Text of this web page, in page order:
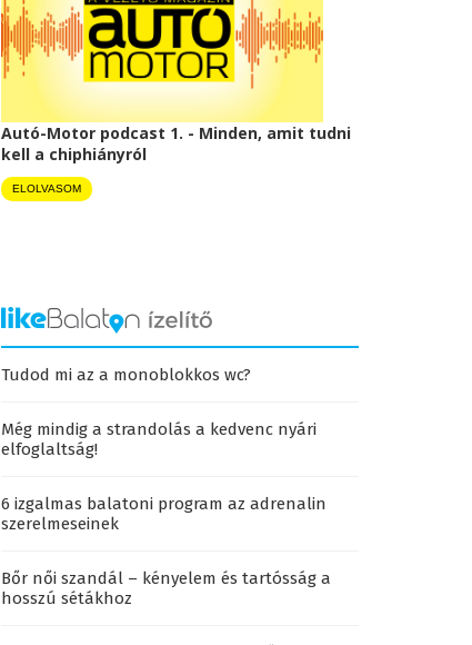
Autó-Motor podcast 1. - Minden, amit tudni
kell a chiphiányról
ELOLVASOM
Tudod mi az a monoblokkos wc?
Még mindig a strandolás a kedvenc nyári
elfoglaltság!
6 izgalmas balatoni program az adrenalin
szerelmeseinek
Bőr női szandál – kényelem és tartósság a
hosszú sétákhoz